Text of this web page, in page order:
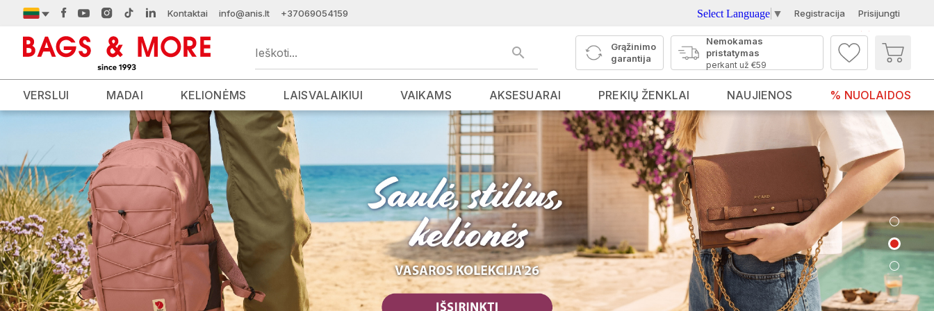
Kontaktai info@anis.lt +37069054159 Select Language ▼ Registracija Prisijungti
Grąžinimo
garantija
Nemokamas
pristatymas
perkant už €59
VERSLUI MADAI KELIONĖMS LAISVALAIKIUI VAIKAMS AKSESUARAI PREKIŲ ŽENKLAI NAUJIENOS % NUOLAIDOS